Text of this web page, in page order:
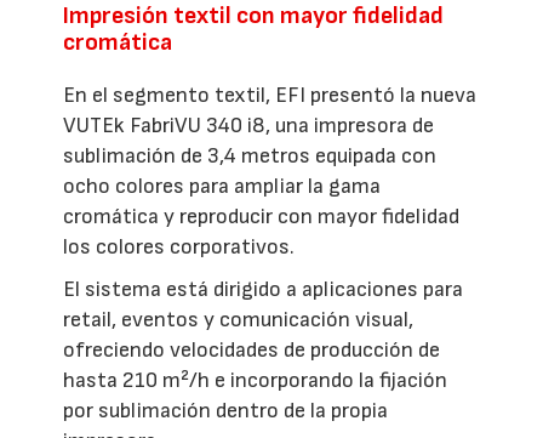
Impresión textil con mayor fidelidad
cromática
En el segmento textil, EFI presentó la nueva
VUTEk FabriVU 340 i8, una impresora de
sublimación de 3,4 metros equipada con
ocho colores para ampliar la gama
cromática y reproducir con mayor fidelidad
los colores corporativos.
El sistema está dirigido a aplicaciones para
retail, eventos y comunicación visual,
ofreciendo velocidades de producción de
hasta 210 m²/h e incorporando la fijación
por sublimación dentro de la propia